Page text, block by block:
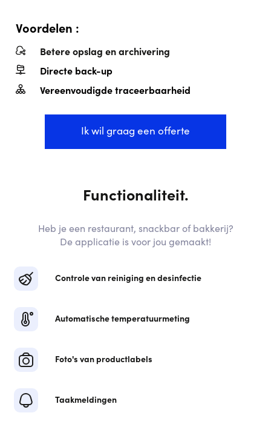
Voordelen :
Betere opslag en archivering
Directe back-up
Vereenvoudigde traceerbaarheid
Ik wil graag een offerte
Functionaliteit.
Heb je een restaurant, snackbar of bakkerij?
De applicatie is voor jou gemaakt!
Controle van reiniging en desinfectie
Automatische temperatuurmeting
Foto's van productlabels
Taakmeldingen